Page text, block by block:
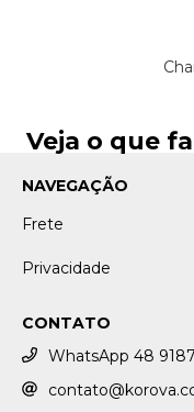
Veja o que
NAVEGAÇÃO
Frete
Privacidade
CONTATO
WhatsApp 48